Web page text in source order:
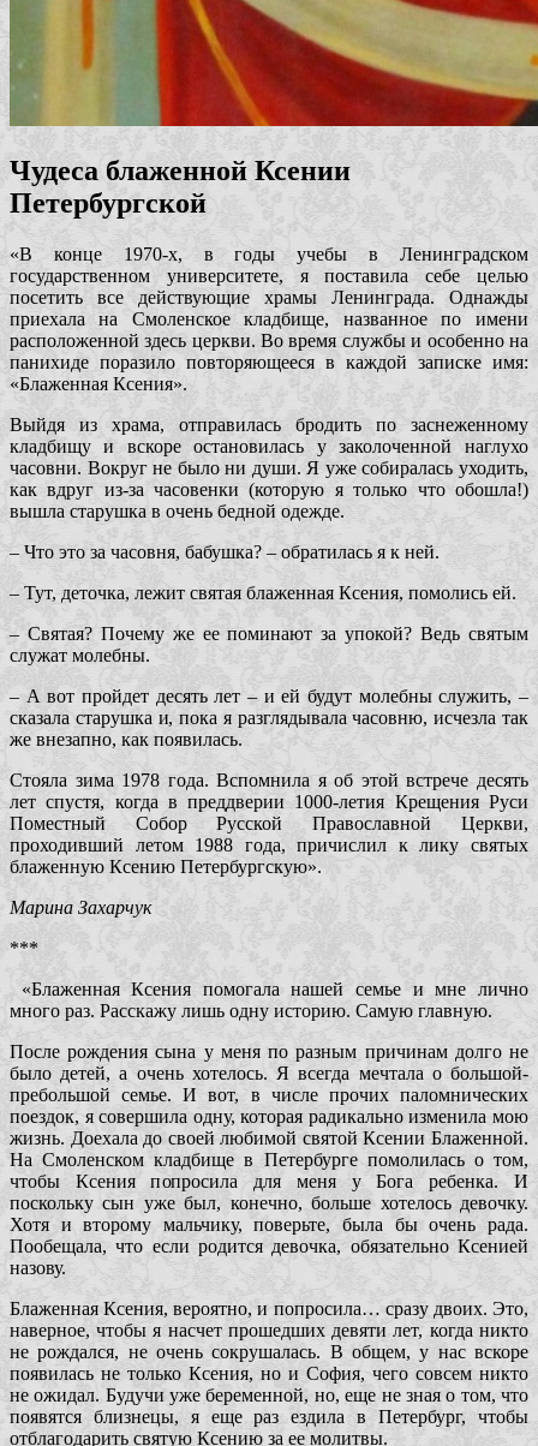
Чудеса блаженной Ксении
Петербургской
«В конце 1970-х, в годы учебы в Ленинградском
государственном университете, я поставила себе целью
посетить все действующие храмы Ленинграда. Однажды
приехала на Смоленское кладбище, названное по имени
расположенной здесь церкви. Во время службы и особенно на
панихиде поразило повторяющееся в каждой записке имя:
«Блаженная Ксения».
Выйдя из храма, отправилась бродить по заснеженному
кладбищу и вскоре остановилась у заколоченной наглухо
часовни. Вокруг не было ни души. Я уже собиралась уходить,
как вдруг из-за часовенки (которую я только что обошла!)
вышла старушка в очень бедной одежде.
– Что это за часовня, бабушка? – обратилась я к ней.
– Тут, деточка, лежит святая блаженная Ксения, помолись ей.
– Святая? Почему же ее поминают за упокой? Ведь святым
служат молебны.
– А вот пройдет десять лет – и ей будут молебны служить, –
сказала старушка и, пока я разглядывала часовню, исчезла так
же внезапно, как появилась.
Стояла зима 1978 года. Вспомнила я об этой встрече десять
лет спустя, когда в преддверии 1000-летия Крещения Руси
Поместный Собор Русской Православной Церкви,
проходивший летом 1988 года, причислил к лику святых
блаженную Ксению Петербургскую».
Марина Захарчук
***
«Блаженная Ксения помогала нашей семье и мне лично
много раз. Расскажу лишь одну историю. Самую главную.
После рождения сына у меня по разным причинам долго не
было детей, а очень хотелось. Я всегда мечтала о большой-
пребольшой семье. И вот, в числе прочих паломнических
поездок, я совершила одну, которая радикально изменила мою
жизнь. Доехала до своей любимой святой Ксении Блаженной.
На Смоленском кладбище в Петербурге помолилась о том,
чтобы Ксения попросила для меня у Бога ребенка. И
поскольку сын уже был, конечно, больше хотелось девочку.
Хотя и второму мальчику, поверьте, была бы очень рада.
Пообещала, что если родится девочка, обязательно Ксенией
назову.
Блаженная Ксения, вероятно, и попросила… сразу двоих. Это,
наверное, чтобы я насчет прошедших девяти лет, когда никто
не рождался, не очень сокрушалась. В общем, у нас вскоре
появилась не только Ксения, но и София, чего совсем никто
не ожидал. Будучи уже беременной, но, еще не зная о том, что
появятся близнецы, я еще раз ездила в Петербург, чтобы
отблагодарить святую Ксению за ее молитвы.